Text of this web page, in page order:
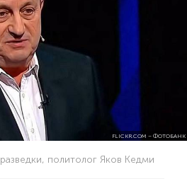
FLICKR.COM – ФОТОБАНК
политолог Яков Кедми